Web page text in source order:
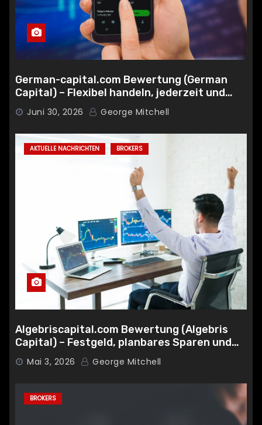
German-capital.com Bewertung (German
Capital) – Flexibel handeln, jederzeit und
überall
Juni 30, 2026 George Mitchell
AKTUELLE NACHRICHTEN BROKERS
Algebriscapital.com Bewertung (Algebris
Capital) – Festgeld, planbares Sparen und
clevere Diversifikation
Mai 3, 2026 George Mitchell
BROKERS